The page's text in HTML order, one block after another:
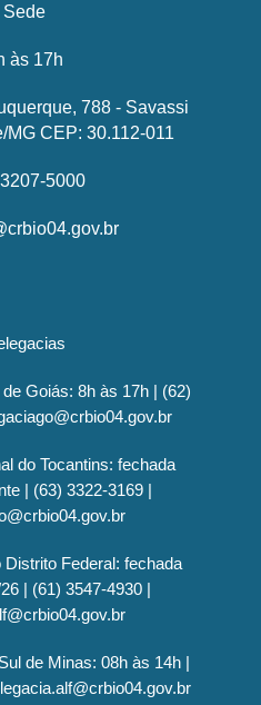
Sede
às 17h
788 - Savassi
MG CEP: 30.112-011
5000
Goiás: 8h às 17h | (62)
do Tocantins: fechada
| (63) 3322-3169 |
Distrito Federal: fechada
| (61) 3547-4930 |
de Minas: 08h às 14h |